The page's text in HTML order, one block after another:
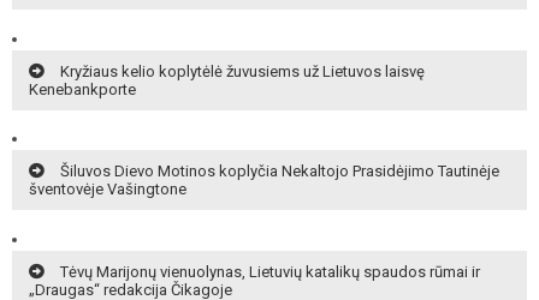
Kryžiaus kelio koplytėlė žuvusiems už Lietuvos laisvę
Kenebankporte
Šiluvos Dievo Motinos koplyčia Nekaltojo Prasidėjimo Tautinėje
šventovėje Vašingtone
Tėvų Marijonų vienuolynas, Lietuvių katalikų spaudos rūmai ir
„Draugas“ redakcija Čikagoje